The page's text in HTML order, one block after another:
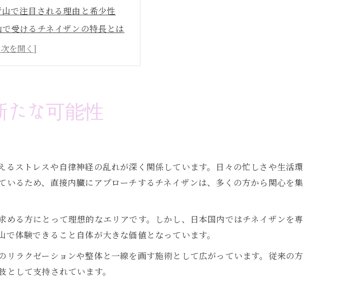
で注目される理由と希少性
受けるチネイザンの特長とは
チネイザンの施術内容
ザン、南青山での魅力
るチネイザンとは
感神経に及ぼす作用
経バランスを整える方法
ンの健康効果に注目
身バランス調整の魅力
チネイザンの効果とは
ぐチネイザンの役割
調和を目指すアプローチ
な可能性
ストレスや自律神経の乱れが深く関係しています。日々の忙しさや生活環
るため、直接内臓にアプローチするチネイザンは、多くの方から関心を集
る方にとって理想的なエリアです。しかし、日本国内ではチネイザンを専
体験できること自体が大きな価値となっています。
ラクゼーションや整体と一線を画す施術として広がっています。従来の方
して支持されています。